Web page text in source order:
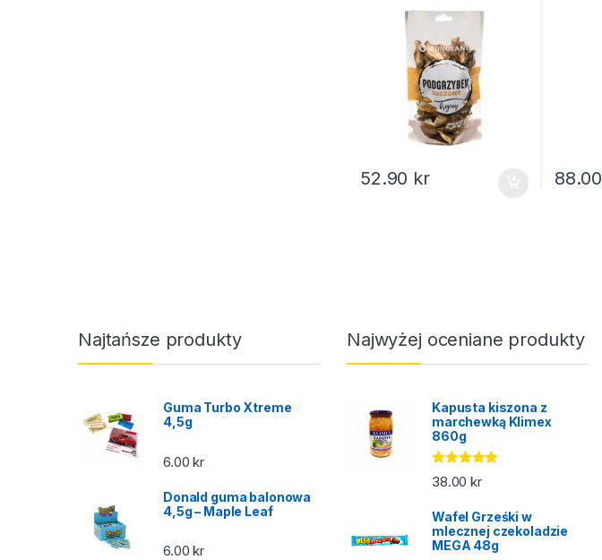
52.90 kr 88.00
Najtańsze produkty
Guma Turbo Xtreme
4,5g
6.00kr
Donald guma balonowa
4,5g – Maple Leaf
6.00kr
Najwyżej oceniane produkty
Kapusta kiszona z
marchewką Klimex
860g
Oceniono
5.00na 5
38.00kr
Wafel Grześki w
mlecznej czekoladzie
MEGA 48g